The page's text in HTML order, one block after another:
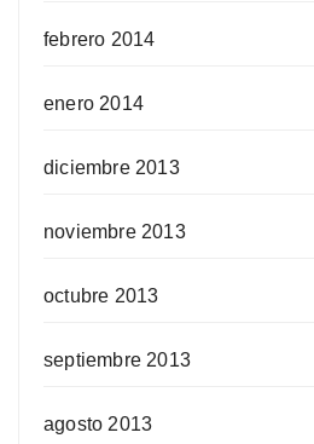
febrero 2014
enero 2014
diciembre 2013
noviembre 2013
octubre 2013
septiembre 2013
agosto 2013